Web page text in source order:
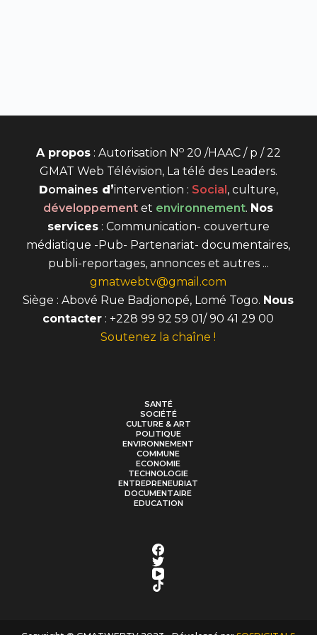
A propos: Autorisation N o20 /HAAC / p / 22
GMAT Web Télévision, La télé des Leaders.
Domaines d’intervention : Social , culture,
développement et environnement. Nos
services: Communication- couverture
médiatique -Pub- Partenariat- documentaires,
publi-reportages, annonces et autres ...
gmatwebtv@gmail.com
Siège : Abové Rue Badjonopé, Lomé Togo. Nous
contacter : +228 99 92 59 01/ 90 41 29 00
Soutenez la chaîne !
SANTÉ
SOCIÉTÉ
CULTURE & ART
POLITIQUE
ENVIRONNEMENT
COMMUNE
ECONOMIE
TECHNOLOGIE
ENTREPRENEURIAT
DOCUMENTAIRE
EDUCATION